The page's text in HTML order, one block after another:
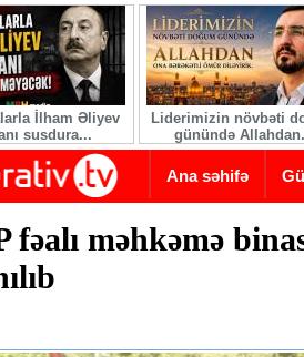
İlham Əliyev
susdura...
Liderimizin növbəti
günündə
Ana səhifə
məhkəmə